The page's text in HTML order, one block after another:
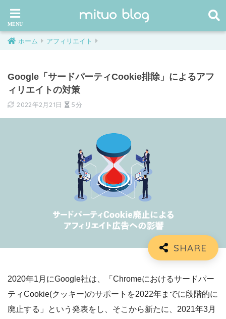
ホーム アフィリエイト
Google「サードパーティCookie排除」によるアフ
ィリエイトの対策
2022年2月21日 5分
2020年1月にGoogle社は、「Chromeにおけるサードパー
ティCookie(クッキー)のサポートを2022年までに段階的に
廃止する」という発表をし、そこから新たに、2021年3月